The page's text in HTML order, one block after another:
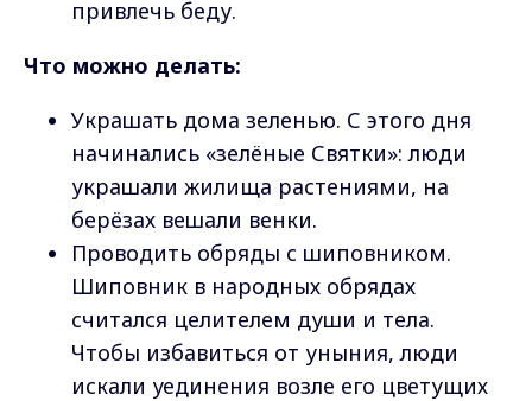
привлечь беду.
Что можно делать:
Украшать дома зеленью. С этого дня
начинались «зелёные Святки»: люди
украшали жилища растениями, на
берёзах вешали венки.
Проводить обряды с шиповником.
Шиповник в народных обрядах
считался целителем души и тела.
Чтобы избавиться от уныния, люди
искали уединения возле его цветущих